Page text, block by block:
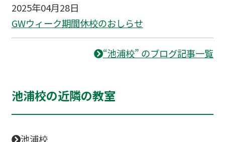
2025年04月28日
GWウィーク期間休校のおしらせ
“池浦校” のブログ記事一覧
池浦校の近隣の教室
池浦校